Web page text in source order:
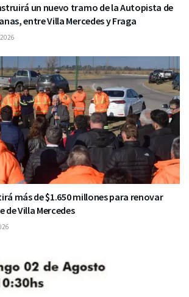
un nuevo tramo de la Autopista de
entre Villa Mercedes y Fraga
más de $1.650 millones para renovar
Villa Mercedes